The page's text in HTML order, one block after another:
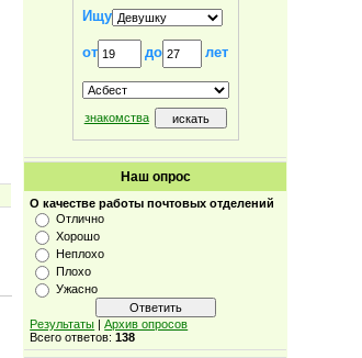
Ищу
от до лет
знакомства
Наш опрос
О качестве работы почтовых отделений
Отлично
Хорошо
Неплохо
Плохо
Ужасно
Результаты |Архив опросов
Всего ответов:138